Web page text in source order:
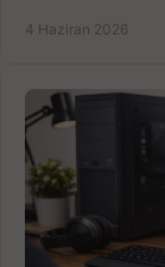
4 Haziran 2026